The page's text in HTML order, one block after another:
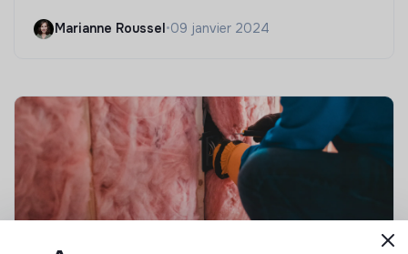
Marianne Roussel •09 janvier 2024